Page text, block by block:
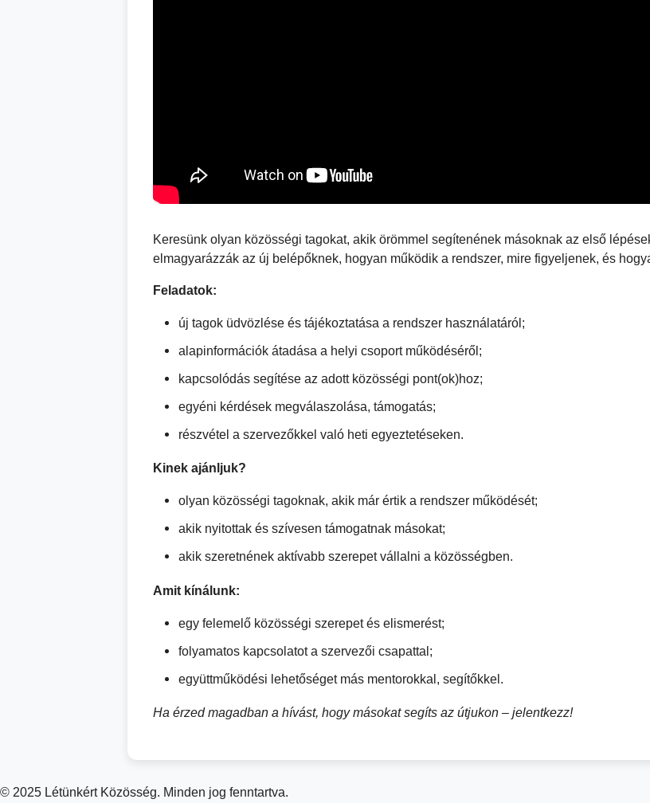
Keresünk olyan közösségi tagokat, akik örömmel segítenének másoknak az első
elmagyarázzák az új belépőknek, hogyan működik a rendszer, mire figyeljenek, és
Feladatok:
új tagok üdvözlése és tájékoztatása a rendszer használatáról;
alapinformációk átadása a helyi csoport működéséről;
kapcsolódás segítése az adott közösségi pont(ok)hoz;
egyéni kérdések megválaszolása, támogatás;
részvétel a szervezőkkel való heti egyeztetéseken.
Kinek ajánljuk?
olyan közösségi tagoknak, akik már értik a rendszer működését;
akik nyitottak és szívesen támogatnak másokat;
akik szeretnének aktívabb szerepet vállalni a közösségben.
Amit kínálunk:
egy felemelő közösségi szerepet és elismerést;
folyamatos kapcsolatot a szervezői csapattal;
együttműködési lehetőséget más mentorokkal, segítőkkel.
Ha érzed magadban a hívást, hogy másokat segíts az útjukon – jelentkezz!
© 2025 Létünkért Közösség. Minden jog fenntartva.